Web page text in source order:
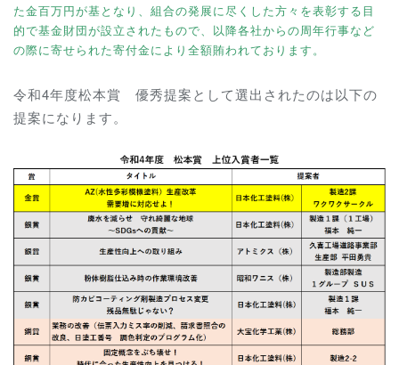
た金百万円が基となり、組合の発展に尽くした方々を表彰する目
的で基金財団が設立されたもので、以降各社からの周年行事など
の際に寄せられた寄付金により全額賄われております。
令和4年度松本賞 優秀提案として選出されたのは以下の
提案になります。